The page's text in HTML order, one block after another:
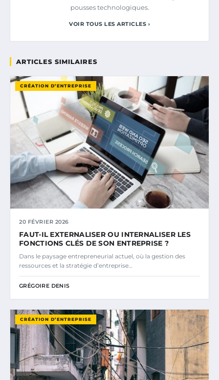
pousses technologiques.
VOIR TOUS LES ARTICLES ›
ARTICLES SIMILAIRES
CRÉATION D’ENTREPRISE
20 FÉVRIER 2026
FAUT-IL EXTERNALISER OU INTERNALISER LES
FONCTIONS CLÉS DE SON ENTREPRISE ?
Dans le paysage entrepreneurial actuel, où la gestion des
ressources et la stratégie d’entreprise…
GRÉGOIRE DENIS
CRÉATION D’ENTREPRISE